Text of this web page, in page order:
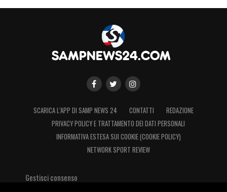
SCARICA L’APP DI SAMP NEWS 24 CONTATTI
REDAZIONE
PRIVACY POLICY E TRATTAMENTO DEI DATI PERSONALI
INFORMATIVA ESTESA SUI COOKIE (COOKIE POLICY)
NETWORK SPORT REVIEW
Gestisci consenso